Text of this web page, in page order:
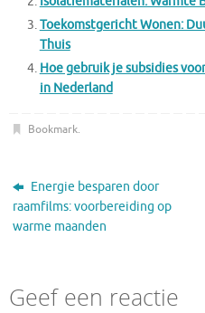
Toekomstgericht Wonen:
Thuis
Hoe gebruik je subsidies
in Nederland
Bookmark.
Energie besparen door
raamfilms: voorbereiding op
warme maanden
Geef een reactie